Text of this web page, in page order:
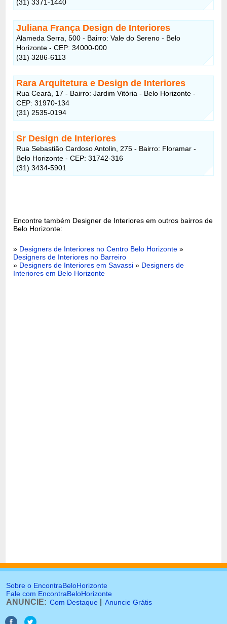
(31) 3371-1440
Juliana França Design de Interiores
Alameda Serra, 500 - Bairro: Vale do Sereno - Belo
Horizonte - CEP: 34000-000
(31) 3286-6113
Rara Arquitetura e Design de Interiores
Rua Ceará, 17 - Bairro: Jardim Vitória - Belo Horizonte -
CEP: 31970-134
(31) 2535-0194
Sr Design de Interiores
Rua Sebastião Cardoso Antolin, 275 - Bairro: Floramar -
Belo Horizonte - CEP: 31742-316
(31) 3434-5901
Encontre também Designer de Interiores em outros bairros de
Belo Horizonte:
» Designers de Interiores no Centro Belo Horizonte »
Designers de Interiores no Barreiro
» Designers de Interiores em Savassi » Designers de
Interiores em Belo Horizonte
Sobre o EncontraBeloHorizonte
Fale com EncontraBeloHorizonte
ANUNCIE: Com Destaque Anuncie Grátis